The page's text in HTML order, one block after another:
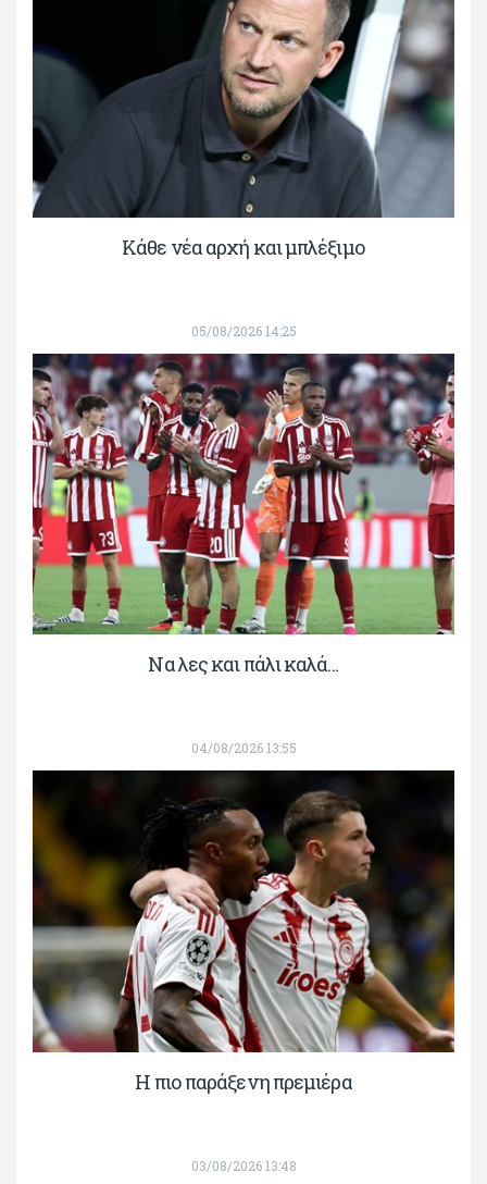
Κάθε νέα αρχή και μπλέξιμο
05/08/2026 14:25
Να λες και πάλι καλά…
04/08/2026 13:55
H πιο παράξενη πρεμιέρα
03/08/2026 13:48